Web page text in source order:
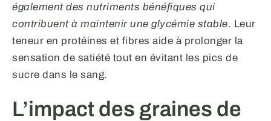
également des nutriments bénéfiques qui
contribuent à maintenir une glycémie stable. Leur
teneur en protéines et fibres aide à prolonger la
sensation de satiété tout en évitant les pics de
sucre dans le sang.
L’impact des graines de